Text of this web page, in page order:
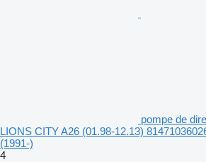
pompe de
LIONS CITY A26 (01.98-12.13)
(1991-)
4